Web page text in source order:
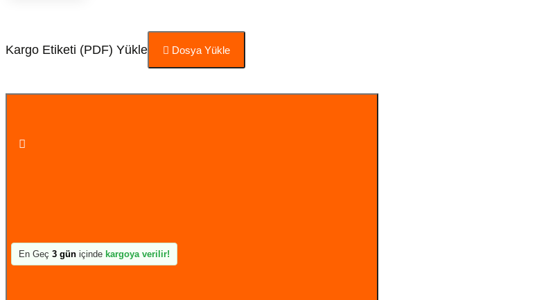
Kargo Etiketi (PDF) Yükle Dosya Yükle
En Geç 3 gün içinde kargoya verilir!